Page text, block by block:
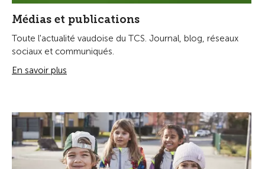
Médias et publications
Toute l'actualité vaudoise du TCS. Journal, blog, réseaux
sociaux et communiqués.
En savoir plus